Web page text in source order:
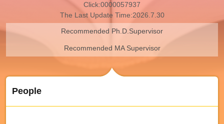
Click:0000057937
The Last Update Time:2026.7.30
Recommended Ph.D.Supervisor
Recommended MA Supervisor
People